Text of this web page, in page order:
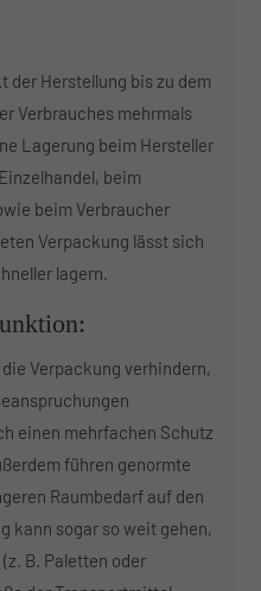
der Herstellung bis zu dem
Verbrauches mehrmals
Lagerung beim Hersteller
beim
beim Verbraucher
Verpackung lässt sich
lagern.
Verpackung verhindern,
einen mehrfachen Schutz
führen genormte
Raumbedarf auf den
kann sogar so weit gehen,
B. Paletten oder